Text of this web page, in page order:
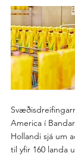
America í
Hollandi sjá um
til yfir 160 landa